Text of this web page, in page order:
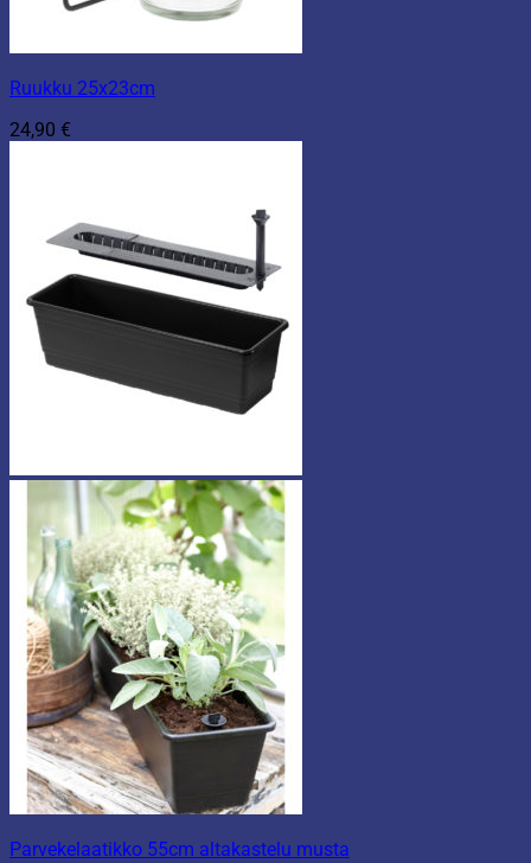
Ruukku 25x23cm
24,90 €
Parvekelaatikko 55cm altakastelu musta